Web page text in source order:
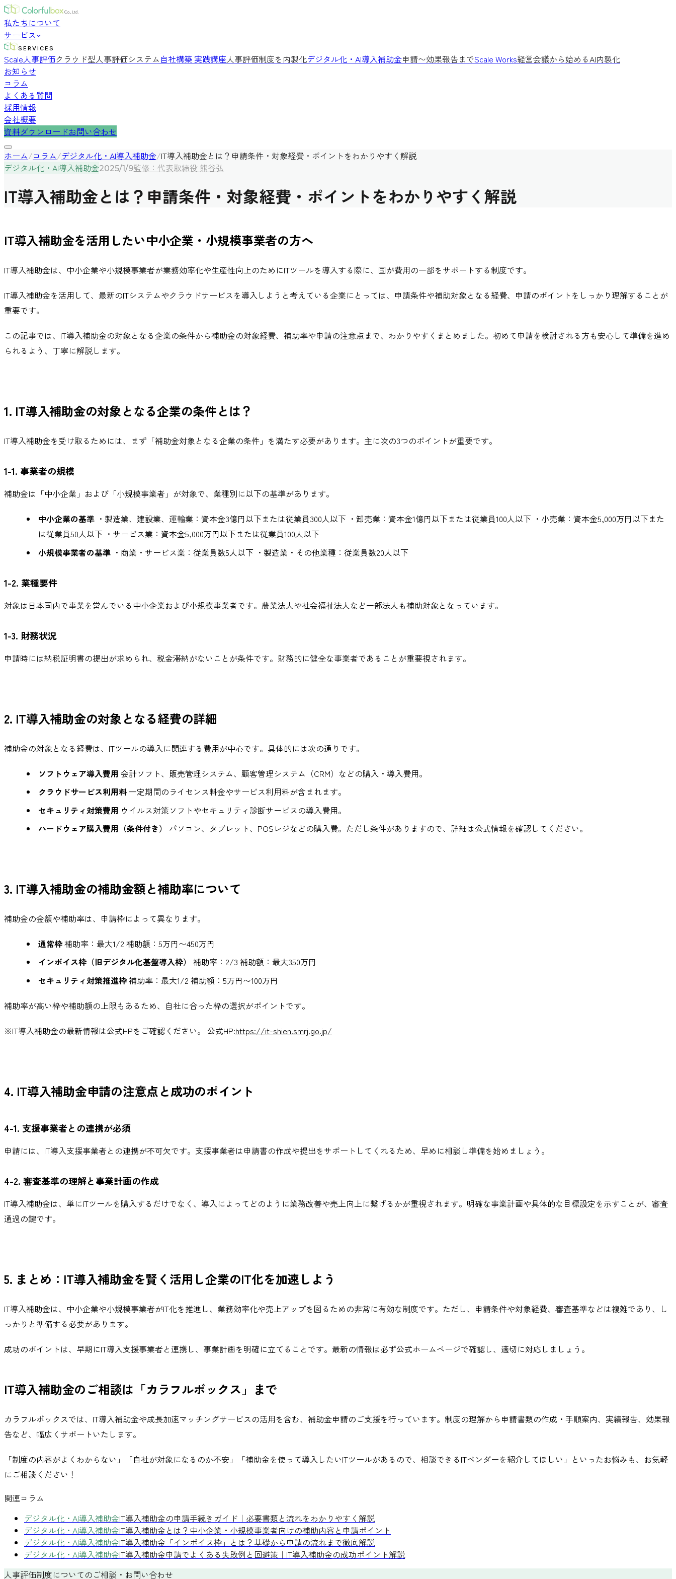
私たちについて
サービス
SERVICES
Scale人事評価クラウド型人事評価システム 自社構築 実践講座人事評価制度を内製化デジタル化・AI導入補助金申請〜効果報告までScale Works経営会議から始めるAI内製化
お知らせ
コラム
よくある質問
採用情報
会社概要
資料ダウンロードお問い合わせ
ホーム/コラム/デジタル化・AI導入補助金/IT導入補助金とは？申請条件・対象経費・ポイントをわかりやすく解説
デジタル化・AI導入補助金2025/1/9監修：代表取締役 熊谷弘
IT導入補助金とは？申請条件・対象経費・ポイントをわかりやすく解説
IT導入補助金を活用したい中小企業・小規模事業者の方へ
IT導入補助金は、中小企業や小規模事業者が業務効率化や生産性向上のためにITツールを導入する際に、国が費用の一部をサポートする制度です。
IT導入補助金を活用して、最新のITシステムやクラウドサービスを導入しようと考えている企業にとっては、申請条件や補助対象となる経費、申請のポイントをしっかり理解することが
重要です。
この記事では、IT導入補助金の対象となる企業の条件から補助金の対象経費、補助率や申請の注意点まで、わかりやすくまとめました。初めて申請を検討される方も安心して準備を進め
られるよう、丁寧に解説します。
1. IT導入補助金の対象となる企業の条件とは？
IT導入補助金を受け取るためには、まず「補助金対象となる企業の条件」を満たす必要があります。主に次の3つのポイントが重要です。
1-1. 事業者の規模
補助金は「中小企業」および「小規模事業者」が対象で、業種別に以下の基準があります。
中小企業の基準 ・製造業、建設業、運輸業：資本金3億円以下または従業員300人以下 ・卸売業：資本金1億円以下または従業員100人以下 ・小売業：資本金5,000万円以下また
は従業員50人以下 ・サービス業：資本金5,000万円以下または従業員100人以下
小規模事業者の基準 ・商業・サービス業：従業員数5人以下 ・製造業・その他業種：従業員数20人以下
1-2. 業種要件
対象は日本国内で事業を営んでいる中小企業および小規模事業者です。農業法人や社会福祉法人など一部法人も補助対象となっています。
1-3. 財務状況
申請時には納税証明書の提出が求められ、税金滞納がないことが条件です。財務的に健全な事業者であることが重要視されます。
2. IT導入補助金の対象となる経費の詳細
補助金の対象となる経費は、ITツールの導入に関連する費用が中心です。具体的には次の通りです。
ソフトウェア導入費用 会計ソフト、販売管理システム、顧客管理システム（CRM）などの購入・導入費用。
クラウドサービス利用料 一定期間のライセンス料金やサービス利用料が含まれます。
セキュリティ対策費用 ウイルス対策ソフトやセキュリティ診断サービスの導入費用。
ハードウェア購入費用（条件付き）
パソコン、タブレット、POSレジなどの購入費。ただし条件がありますので、詳細は公式情報を確認してください。
3. IT導入補助金の補助金額と補助率について
補助金の金額や補助率は、申請枠によって異なります。
通常枠補助率：最大1/2 補助額：5万円〜450万円
インボイス枠（旧デジタル化基盤導入枠） 補助率：2/3 補助額：最大350万円
セキュリティ対策推進枠補助率：最大1/2 補助額：5万円〜100万円
補助率が高い枠や補助額の上限もあるため、自社に合った枠の選択がポイントです。
※IT導入補助金の最新情報は公式HPをご確認ください。 公式HP:https://it-shien.smrj.go.jp/
4. IT導入補助金申請の注意点と成功のポイント
4-1. 支援事業者との連携が必須
申請には、IT導入支援事業者との連携が不可欠です。支援事業者は申請書の作成や提出をサポートしてくれるため、早めに相談し準備を始めましょう。
4-2. 審査基準の理解と事業計画の作成
IT導入補助金は、単にITツールを購入するだけでなく、導入によってどのように業務改善や売上向上に繋げるかが重視されます。明確な事業計画や具体的な目標設定を示すことが、審査
通過の鍵です。
5. まとめ：IT導入補助金を賢く活用し企業のIT化を加速しよう
IT導入補助金は、中小企業や小規模事業者がIT化を推進し、業務効率化や売上アップを図るための非常に有効な制度です。ただし、申請条件や対象経費、審査基準などは複雑であり、し
っかりと準備する必要があります。
成功のポイントは、早期にIT導入支援事業者と連携し、事業計画を明確に立てることです。最新の情報は必ず公式ホームページで確認し、適切に対応しましょう。
IT導入補助金のご相談は「カラフルボックス」まで
カラフルボックスでは、IT導入補助金や成長加速マッチングサービスの活用を含む、補助金申請のご支援を行っています。制度の理解から申請書類の作成・手順案内、実績報告、効果報
告など、幅広くサポートいたします。
「制度の内容がよくわからない」「自社が対象になるのか不安」「補助金を使って導入したいITツールがあるので、相談できるITベンダーを紹介してほしい」といったお悩みも、お気軽
にご相談ください！
関連コラム
デジタル化・AI導入補助金IT導入補助金の申請手続きガイド｜必要書類と流れをわかりやすく解説
デジタル化・AI導入補助金IT導入補助金とは？中小企業・小規模事業者向けの補助内容と申請ポイント
デジタル化・AI導入補助金IT導入補助金「インボイス枠」とは？基礎から申請の流れまで徹底解説
デジタル化・AI導入補助金IT導入補助金申請でよくある失敗例と回避策｜IT導入補助金の成功ポイント解説
人事評価制度についてのご相談・お問い合わせ